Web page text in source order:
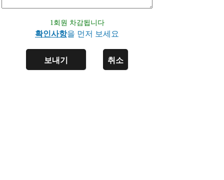
1회원 차감됩니다
확인사항을 먼저 보세요